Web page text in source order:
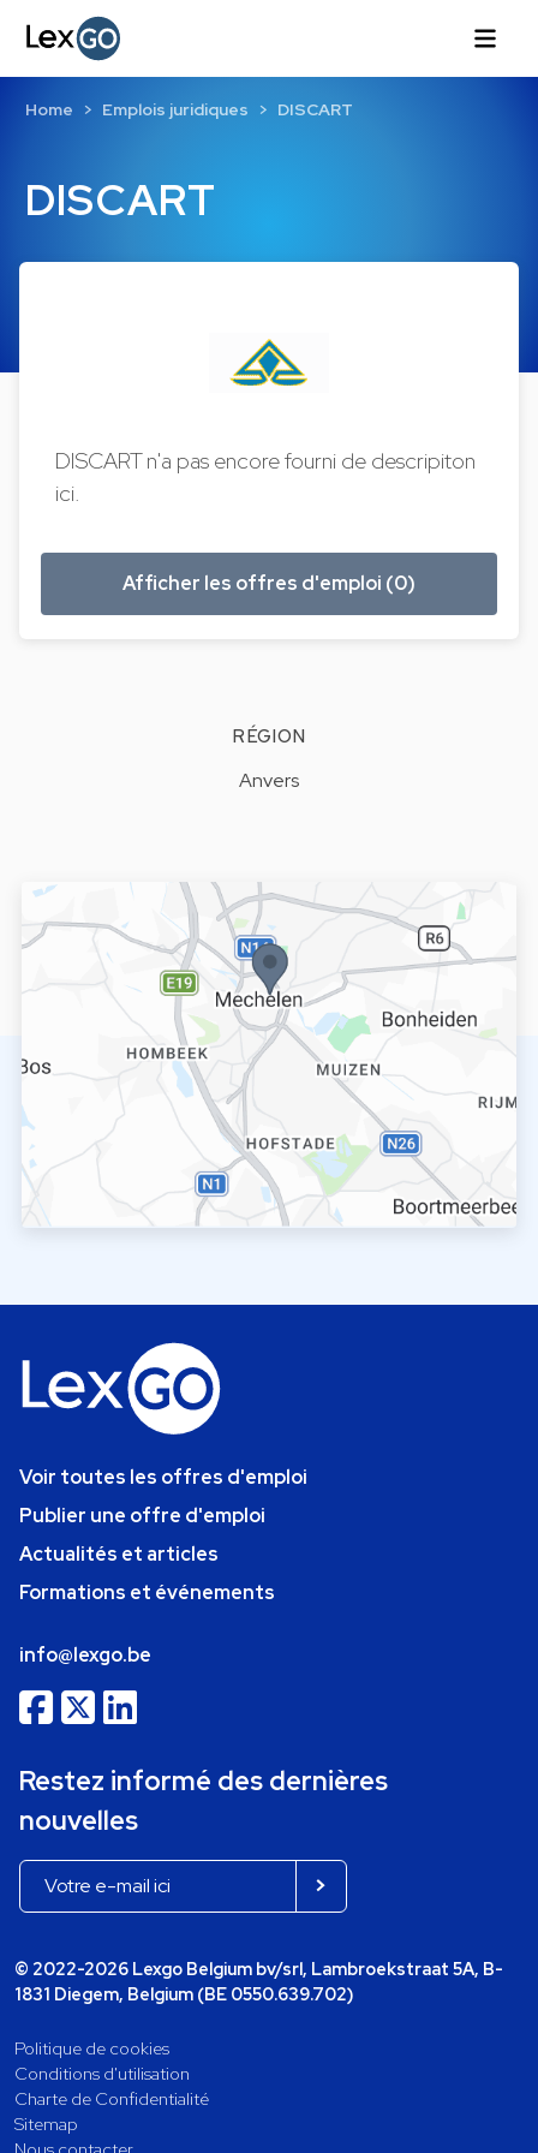
DISCART
Home Emplois juridiques DISCART
DISCART n'a pas encore fourni de descripiton
ici.
Afficher les offres d'emploi (0)
RÉGION
Anvers
Voir toutes les offres d'emploi
Publier une offre d'emploi
Actualités et articles
Formations et événements
info@lexgo.be
Restez informé des dernières
nouvelles
© 2022-2026 Lexgo Belgium bv/srl, Lambroekstraat 5A, B-
1831 Diegem, Belgium (BE 0550.639.702)
Politique de cookies
Conditions d'utilisation
Charte de Confidentialité
Sitemap